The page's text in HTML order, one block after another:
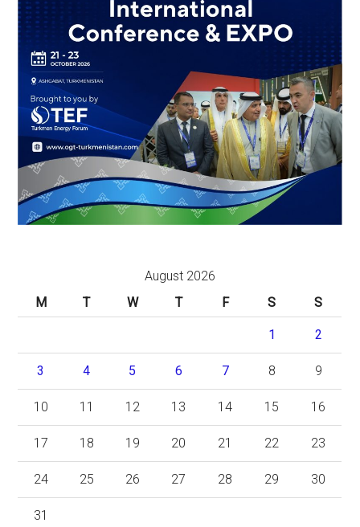
August 2026
M
T W T F S S
1 2
3 4 5 6 7 8 9
10 11 12 13 14 15 16
17 18 19 20 21 22 23
24 25 26 27 28 29 30
31